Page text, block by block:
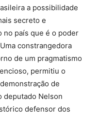
a possibilidade
secreto e
país que é o poder
constrangedora
de um pragmatismo
permitiu o
de
deputado Nelson
defensor dos